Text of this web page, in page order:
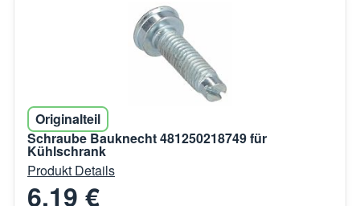
Originalteil
Schraube Bauknecht 481250218749 für
Kühlschrank
Produkt Details
6,19 €